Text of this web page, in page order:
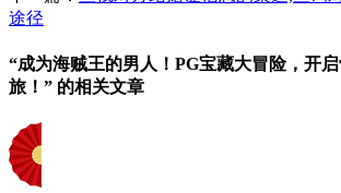
途径
“成为海贼王的男人！PG宝藏大冒险，开
旅！” 的相关文章